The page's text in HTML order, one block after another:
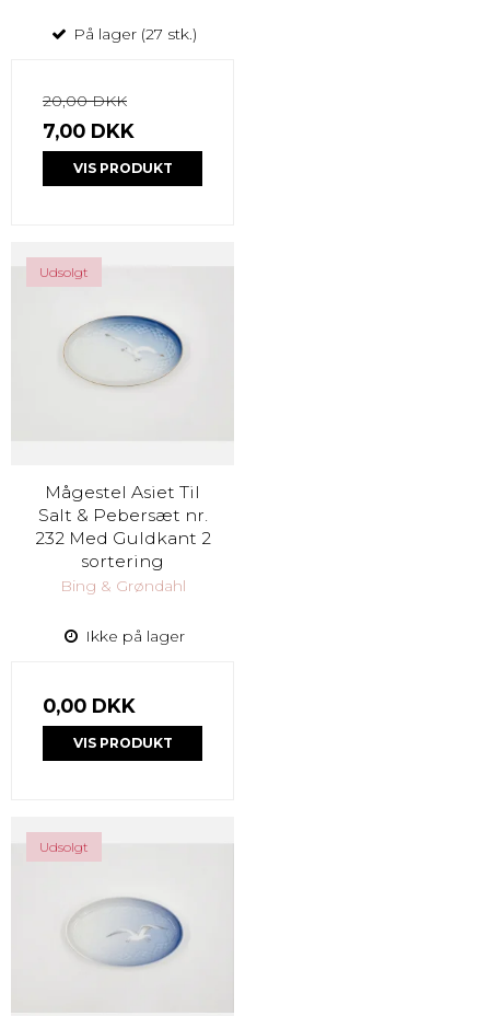
På lager (27 stk.)
20,00 DKK
7,00 DKK
VIS PRODUKT
Udsolgt
Mågestel Asiet Til
Salt & Pebersæt nr.
232 Med Guldkant 2
sortering
Bing & Grøndahl
Ikke på lager
0,00 DKK
VIS PRODUKT
Udsolgt